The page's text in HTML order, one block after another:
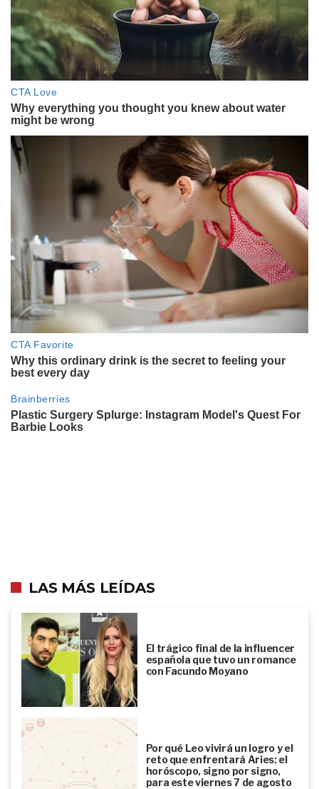
LAS MÁS LEÍDAS
El trágico final de la influencer
española que tuvo un romance
con Facundo Moyano
Por qué Leo vivirá un logro y el
reto que enfrentará Aries: el
horóscopo, signo por signo,
para este viernes 7 de agosto